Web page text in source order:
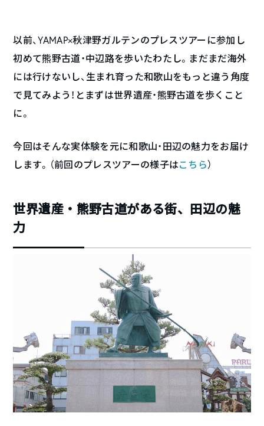
以前、YAMAP×秋津野ガルテンのプレスツアーに参加し
初めて熊野古道・中辺路を歩いたわたし。まだまだ海外
には行けないし、生まれ育った和歌山をもっと違う角度
で見てみよう！とまずは世界遺産・熊野古道を歩くこと
に。
今回はそんな実体験を元に和歌山・田辺の魅力をお届け
します。（前回のプレスツアーの様子はこちら）
世界遺産・熊野古道がある街、田辺の魅
力